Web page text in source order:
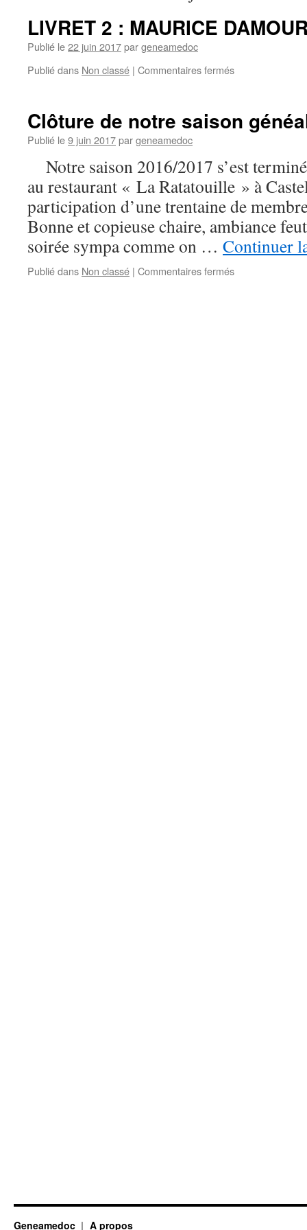
LIVRET 2 : MAURICE
Publié le22 juin 2017pargeneamedoc
Publié dans Non classé | Commentaires ferméssur
MAURICE
Clôture de notre saison
Publié le9 juin 2017pargeneamedoc
Notre saison 2016/2017 s’est
au restaurant « La Ratatouille » à
participation d’une trentaine de
Bonne et copieuse chaire, ambiance
soirée sympa comme on … Continuer
Publié dans Non classé | Commentaires ferméssur
Geneamedoc A propos